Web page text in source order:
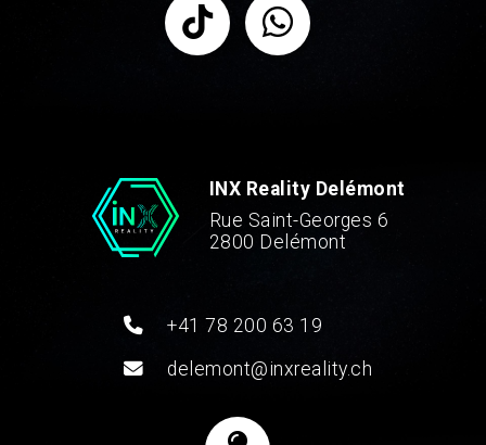
INX Reality Delémont
Rue Saint-Georges 6
2800 Delémont
+41 78 200 63 19
delemont@inxreality.ch